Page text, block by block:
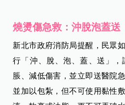
燒燙傷急救：沖脫泡蓋送
新北市政府消防局提醒，民眾
行「沖、脫、泡、蓋、送」
脹、減低傷害，並立即送醫院
並加以包紮，但不可使用黏性